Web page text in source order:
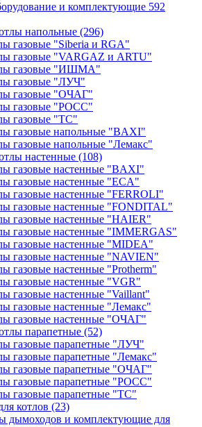
и комплектующие 592
напольные (296)
газовые "Siberia и RGA"
газовые "VARGAZ и ARTU"
газовые "ИШМА"
газовые "ЛУЧ"
газовые "ОЧАГ"
газовые "РОСС"
газовые "ТС"
газовые напольные "BAXI"
газовые напольные "Лемакс"
настенные (108)
газовые настенные "BAXI"
газовые настенные "ECA"
газовые настенные "FERROLI"
газовые настенные "FONDITAL"
газовые настенные "HAIER"
газовые настенные "IMMERGAS"
газовые настенные "MIDEA"
газовые настенные "NAVIEN"
газовые настенные "Protherm"
газовые настенные "VGR"
газовые настенные "Vaillant"
газовые настенные "Лемакс"
газовые настенные "ОЧАГ"
парапетные (52)
газовые парапетные "ЛУЧ"
газовые парапетные "Лемакс"
газовые парапетные "ОЧАГ"
газовые парапетные "РОСС"
газовые парапетные "ТС"
котлов (23)
дымоходов и комплектующие для